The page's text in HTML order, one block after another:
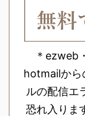
＊ezweb
hotmailから
ルの配信エ
恐れ入りま